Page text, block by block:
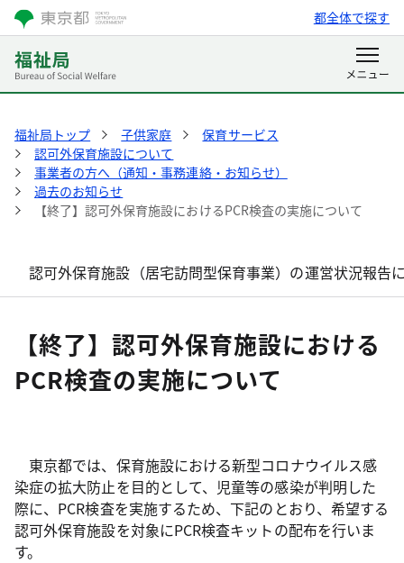
都全体で探す
福祉局トップ 子供家庭
保育サービス
認可外保育施設について
事業者の方へ（通知・事務連絡・お知らせ）
過去のお知らせ
【終了】認可外保育施設におけるPCR検査の実施について
認可外保育施設（居宅訪問型保育事業）の運営状況報告
【終了】認可外保育施設における
PCR検査の実施について
東京都では、保育施設における新型コロナウイルス感
染症の拡大防止を目的として、児童等の感染が判明した
際に、PCR検査を実施するため、下記のとおり、希望する
認可外保育施設を対象にPCR検査キットの配布を行いま
す。